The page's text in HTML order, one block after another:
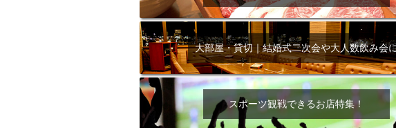
キリン一番搾り
エビ カレー
アレルギー対応可能
牧志駅周辺
ダイエット中におススメ
沖縄そば
ソファー
激辛料理 石垣牛 ア
ファーストフード
スペシャルディナー
スクリーン
スペインバル・イタリア
カニ
カフェ ジビエ 安里駅周辺
大部屋・貸切｜結婚式二次会や大人数飲み会
スポーツ観戦できるお店特集！